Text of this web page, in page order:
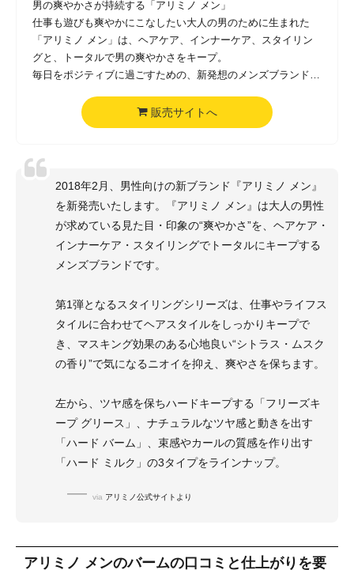
男の爽やかさが持続する「アリミノ メン」
仕事も遊びも爽やかにこなしたい大人の男のために生まれた
「アリミノ メン」は、ヘアケア、インナーケア、スタイリン
グと、トータルで男の爽やかさをキープ。
毎日をポジティブに過ごすための、新発想のメンズブランドで
第一弾は、マスキング効果のある心地よい香りとともに、ツヤ
感を保ちハードキープするグリース、
束感やカール感を作りだすミルク、3タイプのスタイリング剤
から。
アリミノ メン ハード バームは、天然由来成分97%配合。
重くならずにナチュラルなツヤを表現。
人肌で溶けやすく、伸びが良いので髪にもなじみやすい。
ショートからミディアムを中心に自然なツヤ感と軽さを出しな
◆セット力:■■■■□
ス スタイリング
1髪についた汗や皮脂から発生したニオイをマスキング
香り」を保持
☆シトラス・ムスクの香り
軽やかで清潔感のあるレモン、ライムなどのシトラス系にムス
気になるニオイをマスキングする機能性香料です。
販売サイトへ
2018年2月、男性向けの新ブランド『アリミノ メン』
を新発売いたします。『アリミノ メン』は大人の男性
が求めている見た目・印象の“爽やかさ”を、ヘアケア・
インナーケア・スタイリングでトータルにキープする
メンズブランドです。
第1弾となるスタイリングシリーズは、仕事やライフス
タイルに合わせてヘアスタイルをしっかりキープで
き、マスキング効果のある心地良い“シトラス・ムスク
の香り”で気になるニオイを抑え、爽やさを保ちます。
左から、ツヤ感を保ちハードキープする「フリーズキ
ープ グリース」、ナチュラルなツヤ感と動きを出す
「ハード バーム」、束感やカールの質感を作り出す
「ハード ミルク」の3タイプをラインナップ。
via アリミノ公式サイトより
アリミノ メンのバームの口コミと仕上がりを要